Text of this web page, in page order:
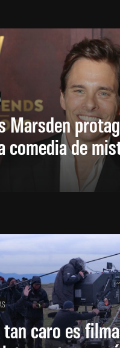
Marsden
comedia de
tan caro es